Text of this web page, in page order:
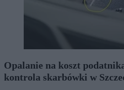
Opalanie na koszt
kontrola skarbówki w